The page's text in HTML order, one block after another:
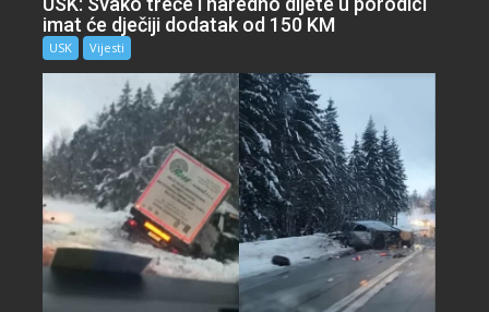
imat će dječiji dodatak od 150 KM
USK Vijesti